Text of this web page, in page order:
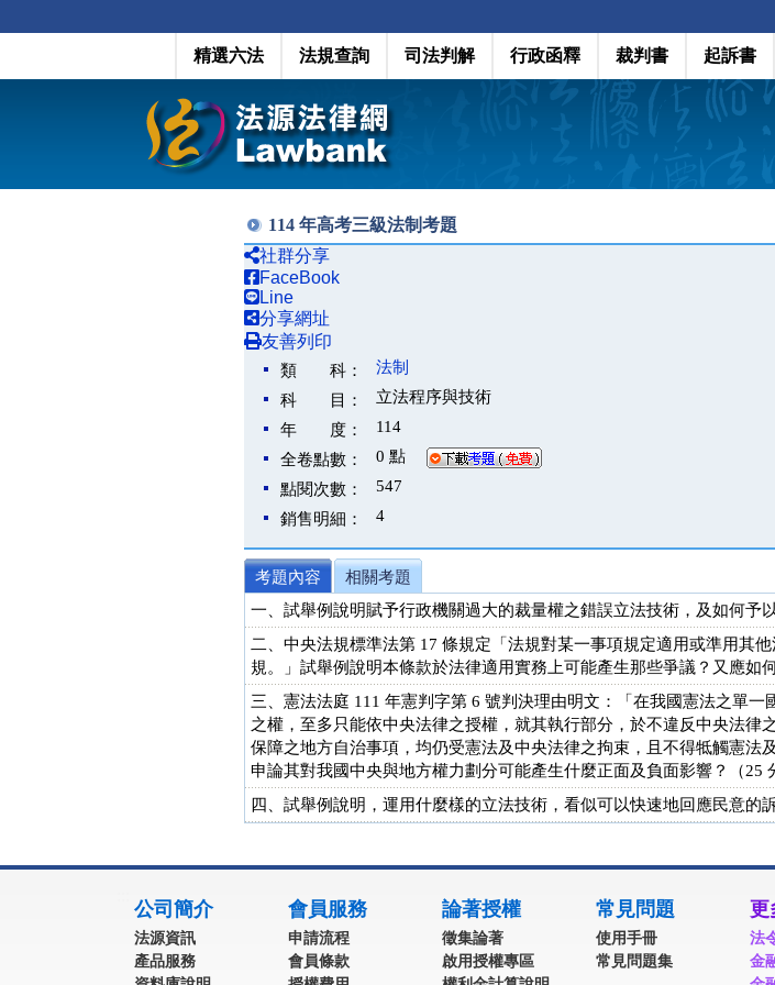
精選六法 法規查詢 司法判解 行政函釋 裁判書 起訴書
114 年高考三級法制考題
社群分享
FaceBook
Line
分享網址
友善列印
類 科：
法制
科 目：
立法程序與技術
年 度：
114
全卷點數：
0 點
點閱次數：
547
銷售明細：
4
考題內容
相關考題
一、試舉例說明賦予行政機關過大的裁量權之錯誤立法技術，及如何予
二、中央法規標準法第 17 條規定「法規對某一事項規定適用或準用其
規。」試舉例說明本條款於法律適用實務上可能產生那些爭議？又應如
三、憲法法庭 111 年憲判字第 6 號判決理由明文：「在我國憲法之單
之權，至多只能依中央法律之授權，就其執行部分，於不違反中央法
保障之地方自治事項，均仍受憲法及中央法律之拘束，且不得牴觸憲
申論其對我國中央與地方權力劃分可能產生什麼正面及負面影響？（25
四、試舉例說明，運用什麼樣的立法技術，看似可以快速地回應民意的
公司簡介
法源資訊
產品服務
會員服務
申請流程
會員條款
論著授權
徵集論著
啟用授權專區
常見問題
使用手冊
常見問題集
更
法
金